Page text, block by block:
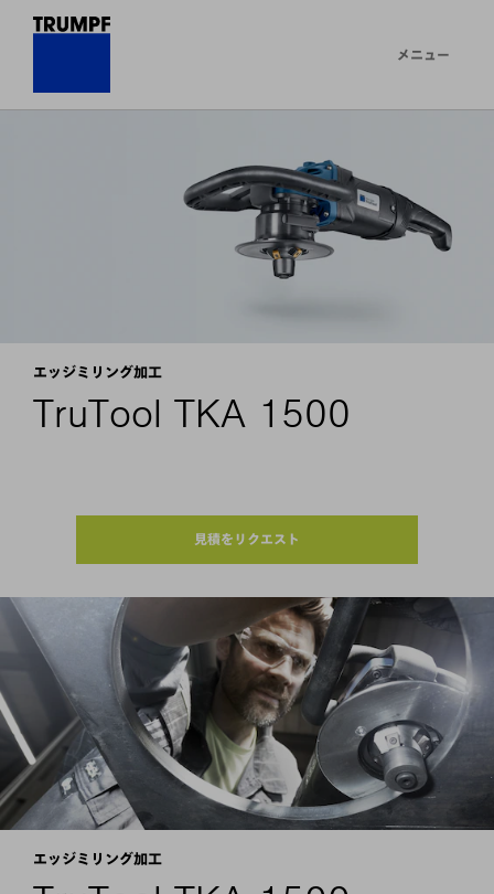
メニュー
エッジミリング加工
TruTool TKA 1500
見積をリクエスト
エッジミリング加工